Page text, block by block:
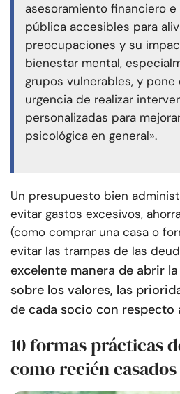
asesoramiento financiero
pública accesibles para
preocupaciones y su
bienestar mental,
grupos vulnerables, y pone
urgencia de realizar
personalizadas para
psicológica en general».
Un presupuesto bien
evitar gastos excesivos,
(como comprar una casa o
evitar las trampas de las
excelente manera de abrir
sobre los valores, las
de cada socio con respecto
10 formas prácticas
como recién casados